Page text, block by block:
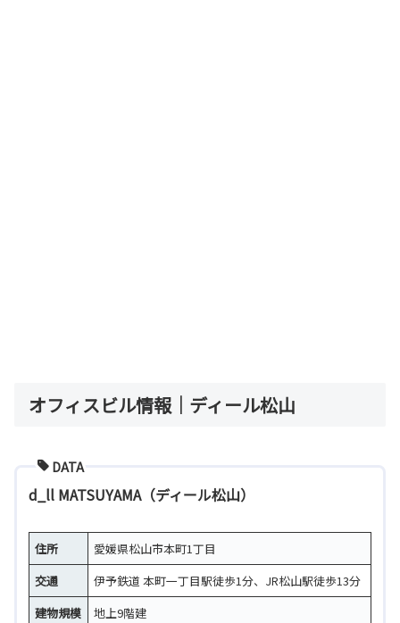
オフィスビル情報｜ディール松山
DATA
d_ll MATSUYAMA（ディール松山）
住所
愛媛県松山市本町1丁目
交通
伊予鉄道 本町一丁目駅徒歩1分、JR松山駅徒歩13分
建物規模
地上9階建